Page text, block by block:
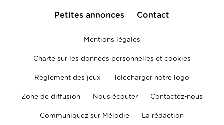
Petites annonces Contact
Mentions légales
Charte sur les données personnelles et cookies
Règlement des jeux Télécharger notre logo
Zone de diffusion Nous écouter Contactez-nous
Communiquez sur Mélodie La rédaction